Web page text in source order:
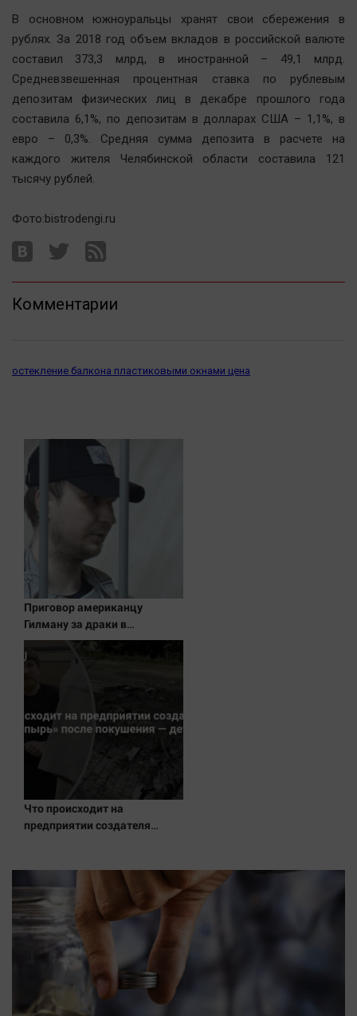
Блогеркуль
Быстрый медиазавод
Гороскоп
Дети
ЖКХ
Интервью
Качество жизни
Конкурс
Народная журналистика
Наука
Персона
Тенденции
Точка на карте
В основном южноуральцы хранят свои сбережения в
рублях. За 2018 год объем вкладов в российской валюте
составил 373,3 млрд, в иностранной – 49,1 млрд.
Средневзвешенная процентная ставка по рублевым
депозитам физических лиц в декабре прошлого года
составила 6,1%, по депозитам в долларах США – 1,1%, в
евро – 0,3%. Средняя сумма депозита в расчете на
каждого жителя Челябинской области составила 121
тысячу рублей.
Фото:bistrodengi.ru
Комментарии
остекление балкона пластиковыми окнами цена
Приговор американцу
Гилману за драки в
воронежском СИЗО
потребовали ужесточить -
Что происходит на
предприятии создателя